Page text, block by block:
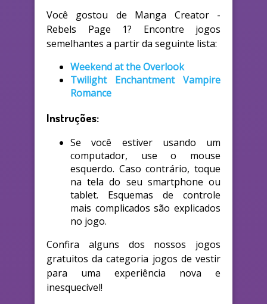
Você gostou de Manga Creator -
Rebels Page 1? Encontre jogos
semelhantes a partir da seguinte lista:
Weekend at the Overlook
Twilight Enchantment Vampire
Romance
Instruções:
Se você estiver usando um
computador, use o mouse
esquerdo. Caso contrário, toque
na tela do seu smartphone ou
tablet. Esquemas de controle
mais complicados são explicados
no jogo.
Confira alguns dos nossos jogos
gratuitos da categoria jogos de vestir
para uma experiência nova e
inesquecível!